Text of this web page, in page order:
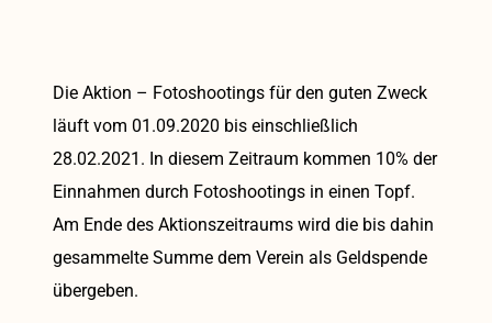
Die Aktion – Fotoshootings für den guten Zweck
läuft vom 01.09.2020 bis einschließlich
28.02.2021. In diesem Zeitraum kommen 10% der
Einnahmen durch Fotoshootings in einen Topf.
Am Ende des Aktionszeitraums wird die bis dahin
gesammelte Summe dem Verein als Geldspende
übergeben.